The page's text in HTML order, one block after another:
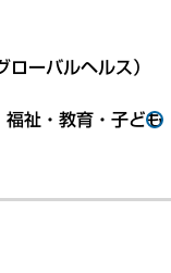
ーバルヘルス）
福祉・教育・子ども